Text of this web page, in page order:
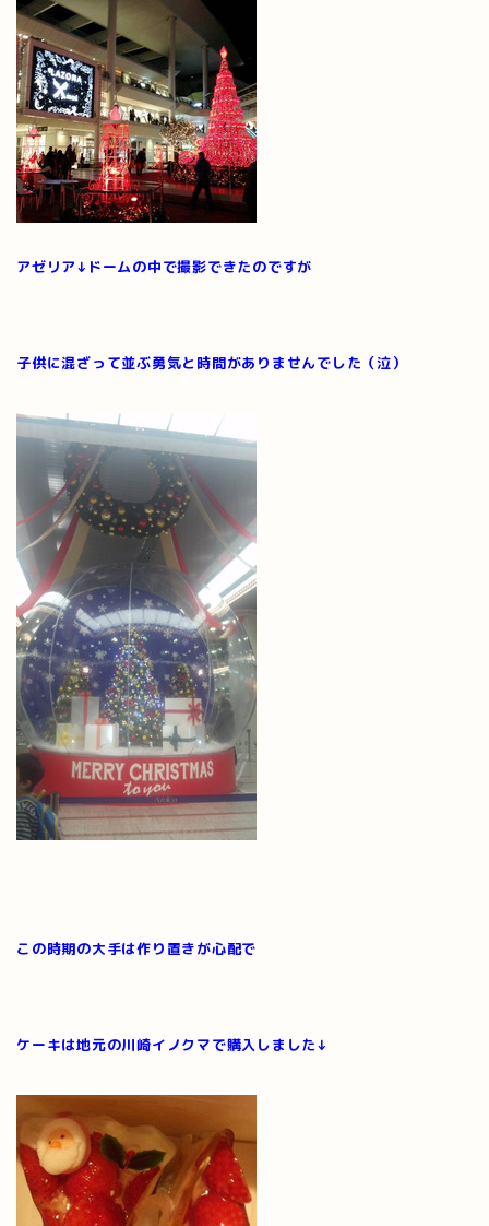
アゼリア↓ドームの中で撮影できたのですが
子供に混ざって並ぶ勇気と時間がありませんでした（泣）
この時期の大手は作り置きが心配で
ケーキは地元の川崎イノクマで購入しました↓